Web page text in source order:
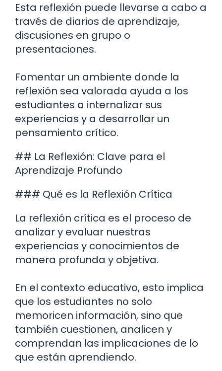
Esta reflexión puede llevarse a cabo a
través de diarios de aprendizaje,
discusiones en grupo o
presentaciones.
Fomentar un ambiente donde la
reflexión sea valorada ayuda a los
estudiantes a internalizar sus
experiencias y a desarrollar un
pensamiento crítico.
## La Reflexión: Clave para el
Aprendizaje Profundo
### Qué es la Reflexión Crítica
La reflexión crítica es el proceso de
analizar y evaluar nuestras
experiencias y conocimientos de
manera profunda y objetiva.
En el contexto educativo, esto implica
que los estudiantes no solo
memoricen información, sino que
también cuestionen, analicen y
comprendan las implicaciones de lo
que están aprendiendo.